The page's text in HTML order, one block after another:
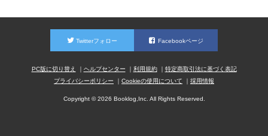
Twitterフォロー Facebookページ
PC版に切り替え ヘルプセンター 利用規約
特定商取引法に基づく表記
プライバシーポリシー
Cookieの使用について 採用情報
Copyright © 2026 Booklog,Inc. All Rights Reserved.